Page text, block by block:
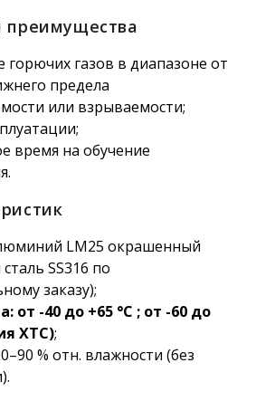
преимущества
горючих газов в диапазоне от
предела
или взрываемости;
время на обучение
LM25 окрашенный
SS316 по
заказу);
от -40 до +65 °C ; от -60 до
XTC);
% отн. влажности (без